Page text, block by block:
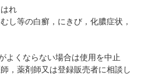
れ
し等の白癬，にきび，化膿症状，
よくならない場合は使用を中止
，薬剤師又は登録販売者に相談し